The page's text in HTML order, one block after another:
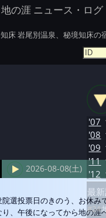
地の涯 ニュース・ログ
知床 岩尾別温泉、秘境知床の
2026-08-08(土)
院選投票日のきのう、お休み
り、午後になってから地の涯
'07
'08
'09
'11
'12
最
#24: